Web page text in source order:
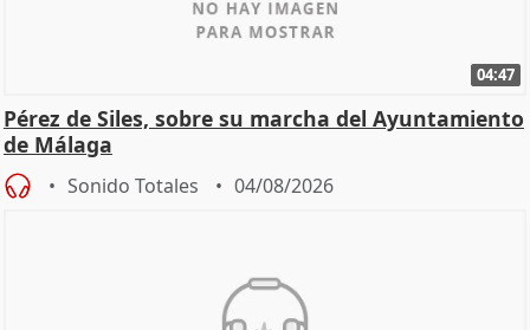
04:47
Pérez de Siles, sobre su marcha del Ayuntamiento
de Málaga
Sonido Totales 04/08/2026